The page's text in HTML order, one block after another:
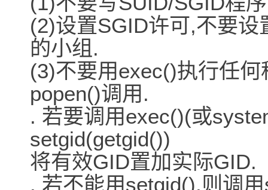
(2)设置SGID许可,不要
的小组.
(3)不要用exec()执行任
popen()调用.
. 若要调用exec()(或
setgid(getgid())
将有效GID置加实际GID.
. 若不能用setgid(),则调